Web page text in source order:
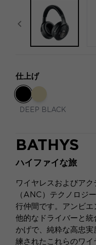
focal-naim-
BATHYS
ハイファイな旅
ワイヤレスおよびア
（ANC）テクノロジ
行仲間です。アンビ
他的なドライバーと
かげで、純粋な高忠
練されたこれらのワ
仕上げ
DEEP BLACK